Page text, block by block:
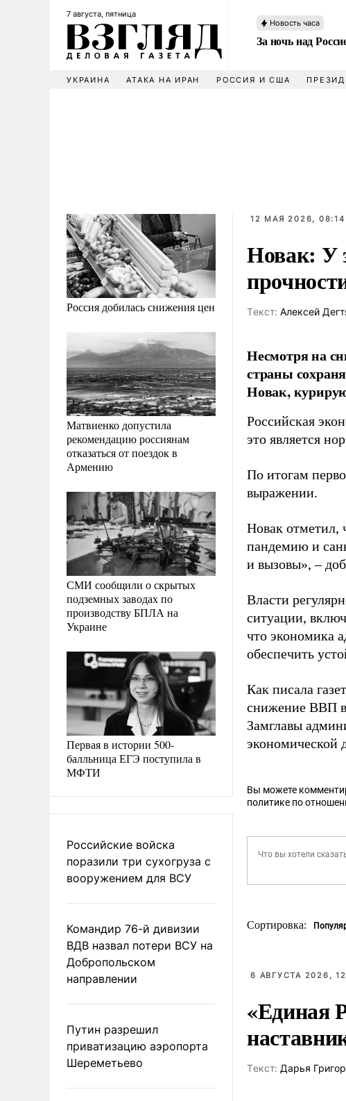
7 августа, пятница
Новость часа
За ночь над
УКРАИНА АТАКА НА ИРАН РОССИЯ И США
Россия добилась снижения цен
Матвиенко допустила
рекомендацию россиянам
отказаться от поездок в
Армению
СМИ сообщили о скрытых
подземных заводах по
производству БПЛА на
Украине
Первая в истории 500-
балльница ЕГЭ поступила в
МФТИ
Российские войска
поразили три сухогруза с
вооружением для ВСУ
Командир 76-й дивизии
ВДВ назвал потери ВСУ на
Добропольском
направлении
Путин разрешил
приватизацию аэропорта
Шереметьево
12 МАЯ 2026, 08:14
Новак: У
Tекст: Алексей
Несмотря на
страны
Новак,
Российская
это является
По итогам
выражении.
Новак отметил,
пандемию и
и вызовы», –
Власти
ситуации,
что экономика
обеспечить
Как писала
снижение ВВП в
Замглавы
экономической
Вы можете
политике по
Сортировка:
6 АВГУСТА 2026,
«Единая
Tекст: Дарья